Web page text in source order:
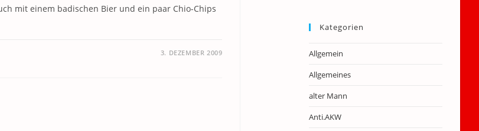
mit einem badischen Bier und ein paar Chio-Chips
3. DEZEMBER 2009
Kategorien
Allgemein
Allgemeines
alter Mann
Anti.AKW